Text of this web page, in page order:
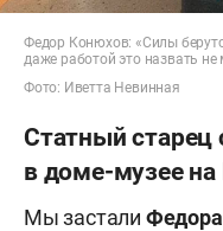
Федор Конюхов: «Силы
даже работой это назвать не
Фото: Иветта Невинная
Статный старец
в доме-музее на
Мы застали